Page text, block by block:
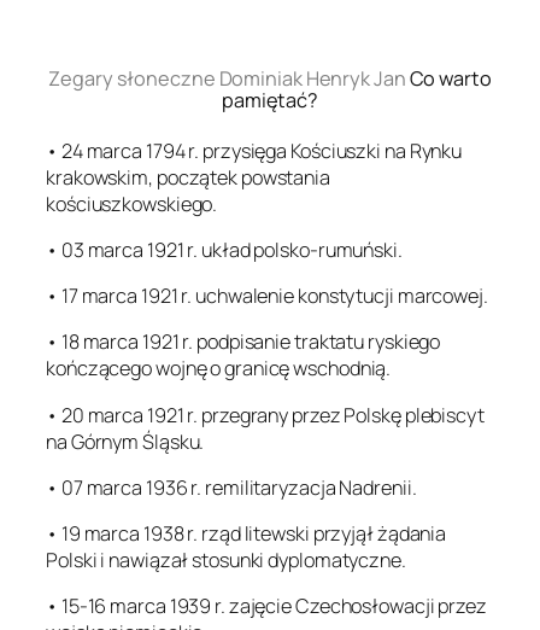
Zegary słoneczne Dominiak Henryk JanCo warto
pamiętać?
• 24 marca 1794 r. przysięga Kościuszki na Rynku
krakowskim, początek powstania
kościuszkowskiego.
• 03 marca 1921 r. układ polsko-rumuński.
• 17 marca 1921 r. uchwalenie konstytucji marcowej.
• 18 marca 1921 r. podpisanie traktatu ryskiego
kończącego wojnę o granicę wschodnią.
• 20 marca 1921 r. przegrany przez Polskę plebiscyt
na Górnym Śląsku.
• 07 marca 1936 r. remilitaryzacja Nadrenii.
• 19 marca 1938 r. rząd litewski przyjął żądania
Polski i nawiązał stosunki dyplomatyczne.
• 15-16 marca 1939 r. zajęcie Czechosłowacji przez